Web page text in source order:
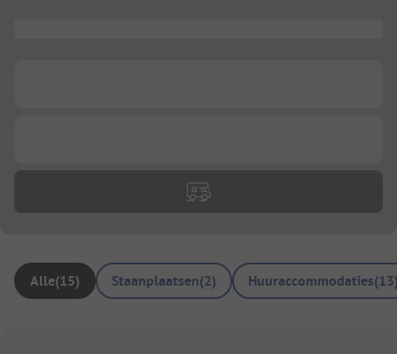
Alle(15) Staanplaatsen(2) Huuraccommodaties(13